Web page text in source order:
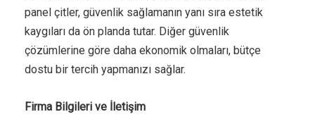
panel çitler, güvenlik sağlamanın yanı sıra estetik
kaygıları da ön planda tutar. Diğer güvenlik
çözümlerine göre daha ekonomik olmaları, bütçe
dostu bir tercih yapmanızı sağlar.
Firma Bilgileri ve İletişim